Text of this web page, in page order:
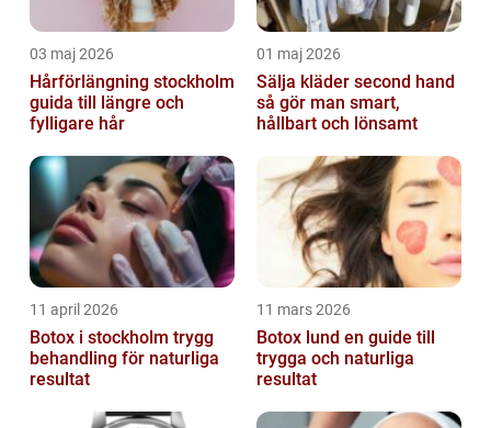
03 maj 2026
Hårförlängning stockholm
guida till längre och
fylligare hår
01 maj 2026
Sälja kläder second hand
så gör man smart,
hållbart och lönsamt
11 april 2026
Botox i stockholm trygg
behandling för naturliga
resultat
11 mars 2026
Botox lund en guide till
trygga och naturliga
resultat